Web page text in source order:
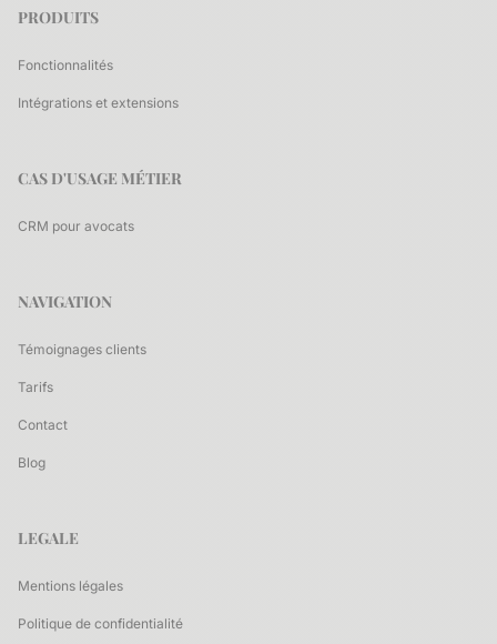
PRODUITS
Fonctionnalités
Intégrations et extensions
CAS D'USAGE MÉTIER
CRM pour avocats
NAVIGATION
Témoignages clients
Tarifs
Contact
Blog
LEGALE
Mentions légales
Politique de confidentialité